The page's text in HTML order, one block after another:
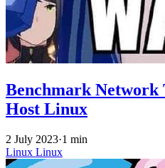
Benchmark
Host Linux
2 July 2023·1 min
Linux Linux